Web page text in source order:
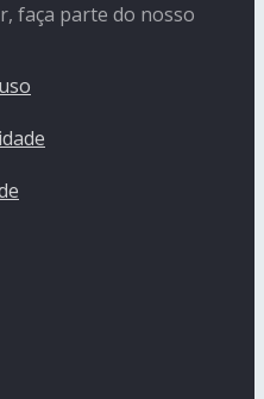
faça parte do nosso